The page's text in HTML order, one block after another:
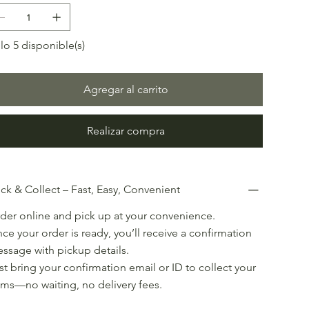
5 disponible(s)
Agregar al carrito
Realizar compra
& Collect – Fast, Easy, Convenient
online and pick up at your convenience.
your order is ready, you’ll receive a confirmation
with pickup details.
bring your confirmation email or ID to collect your
waiting, no delivery fees.